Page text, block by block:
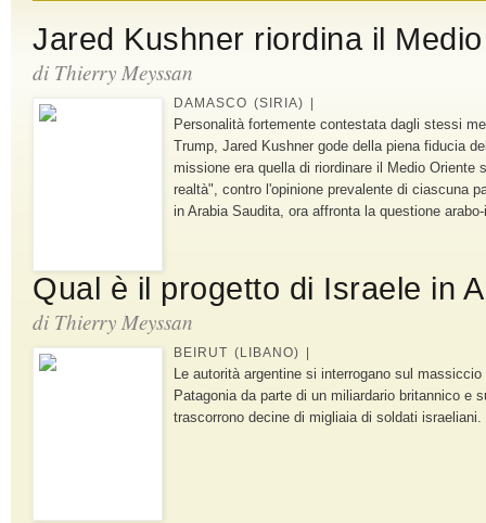
Jared Kushner riordina il
di Thierry Meyssan
DAMASCO (SIRIA) |
Personalità fortemente contestata dagli stessi
Trump, Jared Kushner gode della piena fiducia
missione era quella di riordinare il Medio Oriente
realtà", contro l'opinione prevalente di ciascuna
in Arabia Saudita, ora affronta la questione
Qual è il progetto di Israele in
di Thierry Meyssan
BEIRUT (LIBANO) |
Le autorità argentine si interrogano sul
Patagonia da parte di un miliardario britannico e
trascorrono decine di migliaia di soldati israeliani.